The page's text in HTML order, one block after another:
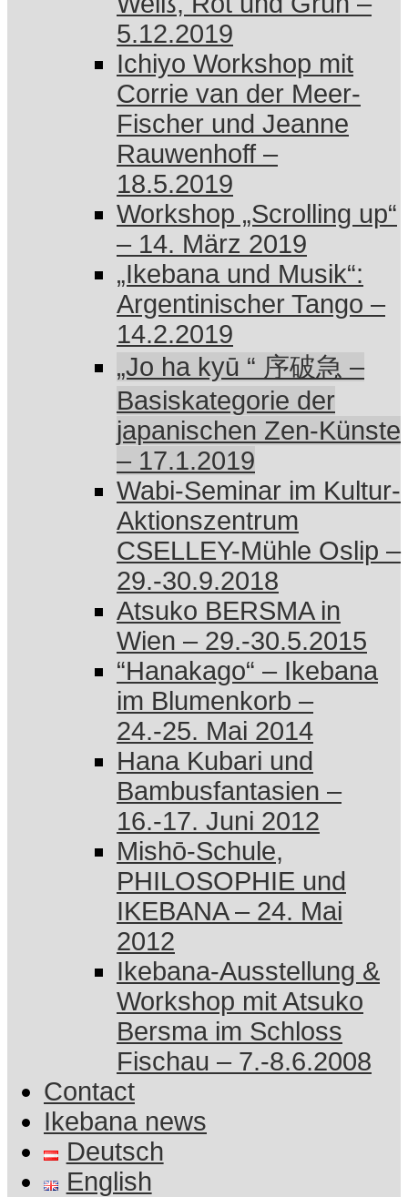
5.12.2019
Ichiyo Workshop mit
Corrie van der Meer-
Fischer und Jeanne
Rauwenhoff –
18.5.2019
Workshop „Scrolling up“
– 14. März 2019
„Ikebana und Musik“:
Argentinischer Tango –
14.2.2019
„Jo ha kyū “ 序破急 –
Basiskategorie der
japanischen Zen-Künste
– 17.1.2019
Wabi-Seminar im Kultur-
Aktionszentrum
CSELLEY-Mühle Oslip –
29.-30.9.2018
Atsuko BERSMA in
Wien – 29.-30.5.2015
“Hanakago“ – Ikebana
im Blumenkorb –
24.-25. Mai 2014
Hana Kubari und
Bambusfantasien –
16.-17. Juni 2012
Mishō-Schule,
PHILOSOPHIE und
IKEBANA – 24. Mai
2012
Ikebana-Ausstellung &
Workshop mit Atsuko
Bersma im Schloss
Fischau – 7.-8.6.2008
Contact
Ikebana news
Deutsch
English